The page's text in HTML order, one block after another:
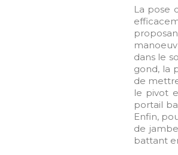
La pose
dans le
gond, la
de
le pivot
portail
Enfin,
de
battant